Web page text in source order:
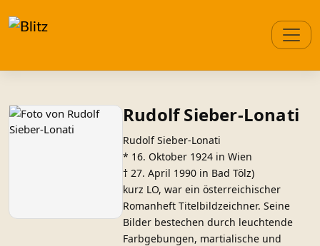
Rudolf Sieber-Lonati
Rudolf Sieber-Lonati
* 16. Oktober 1924 in Wien
† 27. April 1990 in Bad Tölz)
kurz LO, war ein österreichischer
Romanheft Titelbildzeichner. Seine
Bilder bestechen durch leuchtende
Farbgebungen, martialische und